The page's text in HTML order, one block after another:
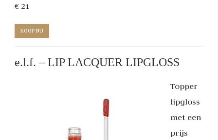
€ 21
KOOP NU
e.l.f. – LIP LACQUER LIPGLOSS
Topper
lipgloss
met een
prijs